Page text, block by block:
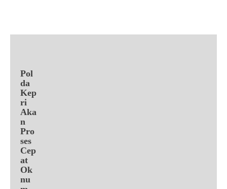
Pol
da
Kep
ri
Aka
n
Pro
ses
Cep
at
Ok
nu